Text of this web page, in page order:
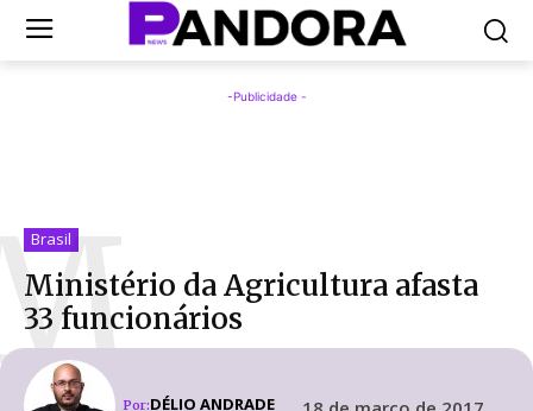
-Publicidade -
Brasil
Ministério da Agricultura afasta
33 funcionários
Por:DÉLIO ANDRADE